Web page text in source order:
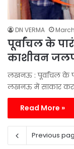
DN VERMA
पूर्वांचल के
काशीवन
लखनऊ : पूर्वांचल के
लखनऊ में साकार
Read More »
Previous